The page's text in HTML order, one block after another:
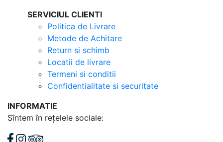
SERVICIUL CLIENTI
Politica de Livrare
Metode de Achitare
Return si schimb
Locatii de livrare
Termeni si conditii
Confidentialitate si securitate
INFORMATIE
Sîntem în rețelele sociale: